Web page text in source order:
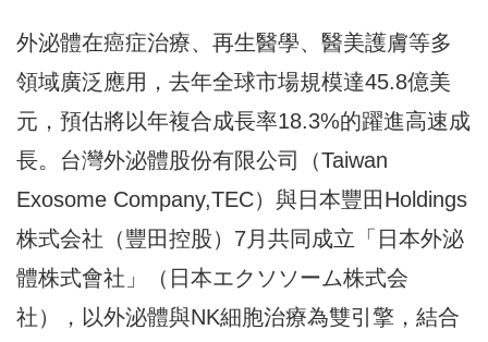
外泌體在癌症治療、再生醫學、醫美護膚等多
領域廣泛應用，去年全球市場規模達45.8億美
元，預估將以年複合成長率18.3%的躍進高速成
長。台灣外泌體股份有限公司（Taiwan
Exosome Company,TEC）與日本豐田Holdings
株式会社（豐田控股）7月共同成立「日本外泌
體株式會社」（日本エクソソーム株式会
社），以外泌體與NK細胞治療為雙引擎，結合